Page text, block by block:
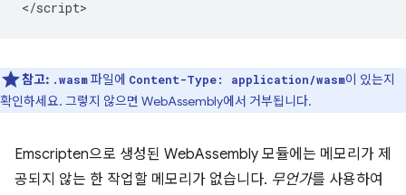
참고: .wasm파일에 Content-Type: application/wasm이 있는지
확인하세요. 그렇지 않으면 WebAssembly에서 거부됩니다.
Emscripten으로 생성된 WebAssembly 모듈에는 메모리가 제
공되지 않는 한 작업할 메모리가 없습니다. 무언가를 사용하여